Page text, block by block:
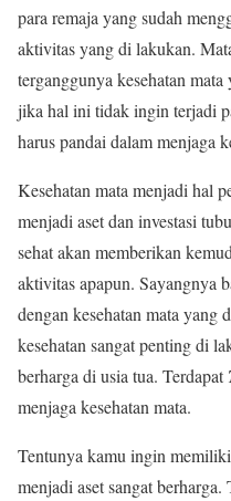
para remaja yang sudah
aktivitas yang di lakukan.
terganggunya kesehatan
jika hal ini tidak ingin terjadi
harus pandai dalam menjaga
Kesehatan mata menjadi hal
menjadi aset dan investasi
sehat akan memberikan
aktivitas apapun. Sayangnya
dengan kesehatan mata yang
kesehatan sangat penting di
berharga di usia tua. Terdapat
menjaga kesehatan mata.
Tentunya kamu ingin
menjadi aset sangat